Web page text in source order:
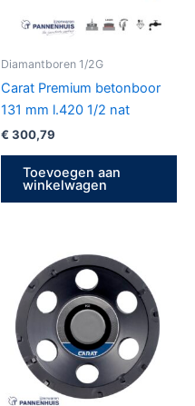
Diamantboren 1/2G
Carat Premium betonboor
131 mm l.420 1/2 nat
€ 300,79
Toevoegen aan
winkelwagen